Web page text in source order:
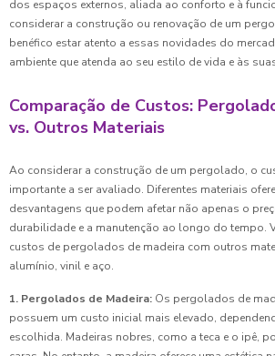
dos espaços externos, aliada ao conforto e à
considerar a construção ou renovação de um
benéfico estar atento a essas novidades do
ambiente que atenda ao seu estilo de vida e às
Comparação de Custos:
vs. Outros Materiais
Ao considerar a construção de um pergolado, o
importante a ser avaliado. Diferentes materiais
desvantagens que podem afetar não apenas o
durabilidade e a manutenção ao longo do tempo.
custos de pergolados de madeira com outros
alumínio, vinil e aço.
1. Pergolados de Madeira: Os pergolados de
possuem um custo inicial mais elevado,
escolhida. Madeiras nobres, como a teca e o ipê,